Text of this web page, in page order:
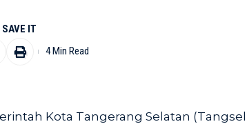
4 Min Read
Kota Tangerang Selatan